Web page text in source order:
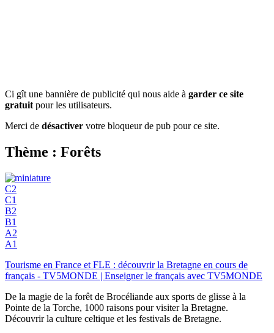
Ci gît une bannière de publicité qui nous aide à garder ce site
gratuit pour les utilisateurs.
Merci de désactiver votre bloqueur de pub pour ce site.
Thème : Forêts
C2
C1
B2
B1
A2
A1
Tourisme en France et FLE : découvrir la Bretagne en cours de
français - TV5MONDE | Enseigner le français avec TV5MONDE
De la magie de la forêt de Brocéliande aux sports de glisse à la
Pointe de la Torche, 1000 raisons pour visiter la Bretagne.
Découvrir la culture celtique et les festivals de Bretagne.